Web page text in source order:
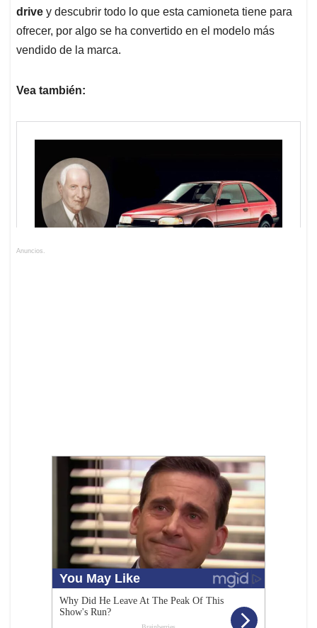
drive y descubrir todo lo que esta camioneta tiene para
ofrecer, por algo se ha convertido en el modelo más
vendido de la marca.
Vea también:
Anuncios.